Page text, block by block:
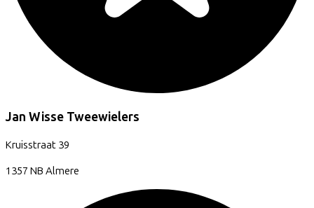
Jan Wisse Tweewielers
Kruisstraat 39
1357 NB Almere